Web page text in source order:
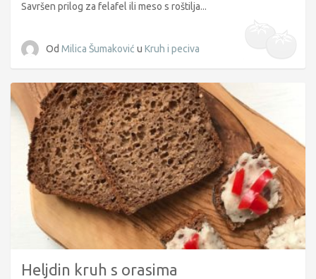
Savršen prilog za felafel ili meso s roštilja...
Od Milica Šumaković u Kruh i peciva
Heljdin kruh s orasima